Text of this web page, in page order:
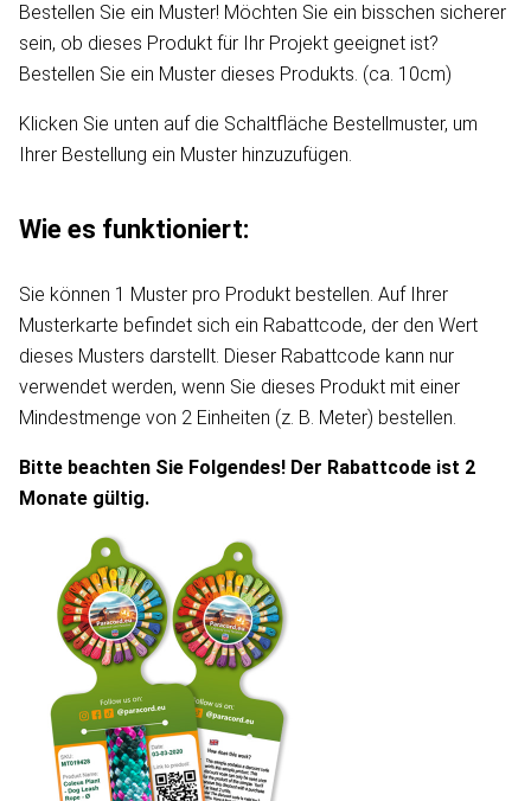
Bestellen Sie ein Muster! Möchten Sie ein bisschen sicherer
sein, ob dieses Produkt für Ihr Projekt geeignet ist?
Bestellen Sie ein Muster dieses Produkts. (ca. 10cm)
Klicken Sie unten auf die Schaltfläche Bestellmuster, um
Ihrer Bestellung ein Muster hinzuzufügen.
Wie es funktioniert:
Sie können 1 Muster pro Produkt bestellen. Auf Ihrer
Musterkarte befindet sich ein Rabattcode, der den Wert
dieses Musters darstellt. Dieser Rabattcode kann nur
verwendet werden, wenn Sie dieses Produkt mit einer
Mindestmenge von 2 Einheiten (z. B. Meter) bestellen.
Bitte beachten Sie Folgendes! Der Rabattcode ist 2
Monate gültig.